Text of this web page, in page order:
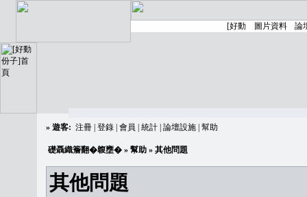
» 遊客: 注冊 登錄 會員 統計 論壇設施 幫助
礎聶織簷翻�䪖壅� » 幫助 » 其他問題
其他問題